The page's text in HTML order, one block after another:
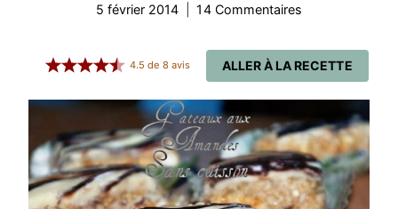
5 février 2014 14 Commentaires
ALLER À LA RECETTE
4.5 de8 avis